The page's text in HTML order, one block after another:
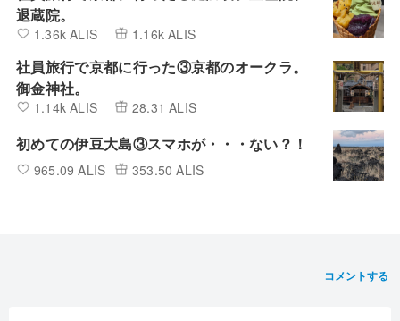
退蔵院。
1.36k ALIS 1.16k ALIS
社員旅行で京都に行った③京都のオークラ。
御金神社。
1.14k ALIS 28.31 ALIS
初めての伊豆大島③スマホが・・・ない？！
965.09 ALIS 353.50 ALIS
コメントする